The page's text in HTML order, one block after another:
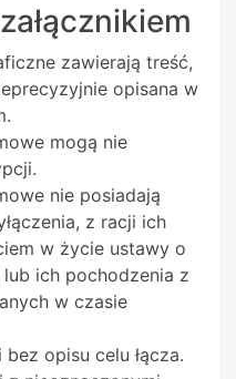
zawierają treść,
opisana w
mogą nie
nie posiadają
z racji ich
w życie ustawy o
ich pochodzenia z
w czasie
opisu celu łącza.